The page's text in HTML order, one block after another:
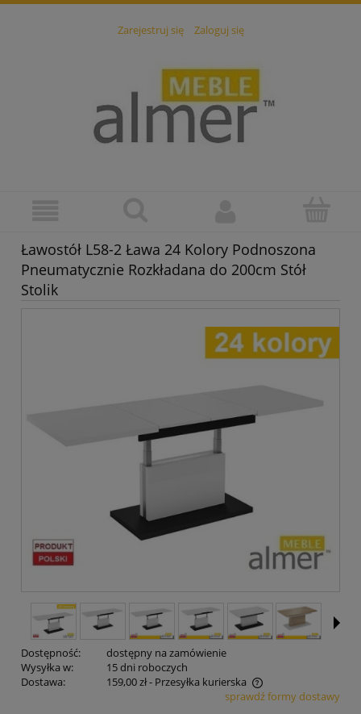
Zarejestruj się Zaloguj się
Ławostół L58-2 Ława 24 Kolory Podnoszona
Pneumatycznie Rozkładana do 200cm Stół
Stolik
Dostępność:
dostępny na zamówienie
Wysyłka w:
15 dni roboczych
Dostawa:
159,00 zł- Przesyłka kurierska
Cena nie zawiera ewentualnych kosztów płatnościsprawdź formy dostawy